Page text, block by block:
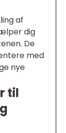
af
dig
De
med
nye
til